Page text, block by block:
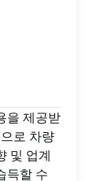
을 제공받
로 차량
및 업계
득할 수